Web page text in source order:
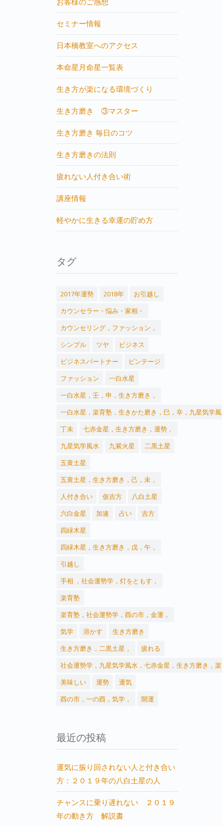
セミナー情報
日本橋教室へのアクセス
本命星月命星一覧表
生き方が楽になる環境づくり
生き方磨き ③マスター
生き方磨き 毎日のコツ
生き方磨きの法則
疲れない人付き合い術
講座情報
軽やかに生きる幸運の貯め方
タグ
2017年運勢 2018年
お引越し
カウンセラー・悩み・家相・
カウンセリング，ファッション，
シンプル
ツヤ
ビジネス
ビジネスパートナー
ビンテージ
ファッション
一白水星
一白水星，壬，申，生き方磨き，
一白水星，楽育塾，生きかた磨き，巳，辛，九星気学
丁未
七赤金星，生き方磨き，運勢，
九星気学風水
九紫火星
二黒土星
五黄土星
五黄土星，生き方磨き，己，未，
人付き合い
仮吉方
八白土星
六白金星
加速 占い
吉方
四緑木星
四緑木星，生き方磨き，戊，午，
引越し
手相 ，社会運勢学，灯をともす，
楽育塾
楽育塾，社会運勢学，酉の市，金運，
気学
溶かす
生き方磨き
生き方磨き，二黒土星，
疲れる
社会運勢学，九星気学風水，七赤金星，生き方磨き，
美味しい
運勢
運気
酉の市，一の酉，気学，
開運
最近の投稿
運気に振り回されない人と付き合い
方：２０１９年の八白土星の人
チャンスに乗り遅れない ２０１９
年の動き方 解説書